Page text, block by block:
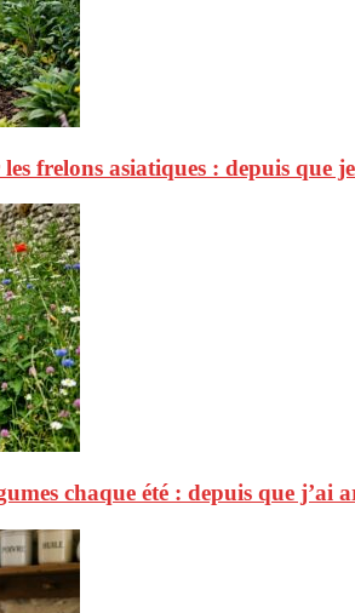
les frelons asiatiques : depuis
chaque été : depuis que